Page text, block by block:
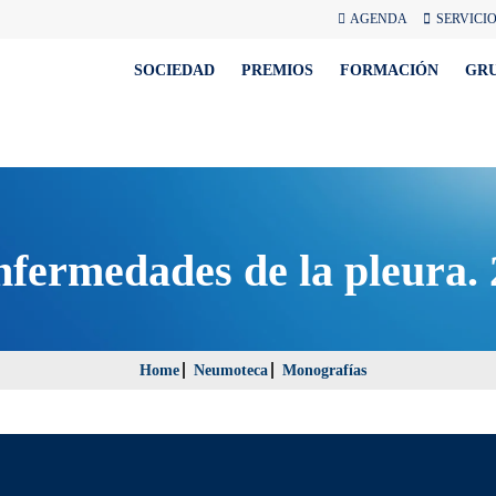
AGENDA
SOCIEDAD PREMIOS FORMACIÓN
de la pleura.
Home Neumoteca Monografías